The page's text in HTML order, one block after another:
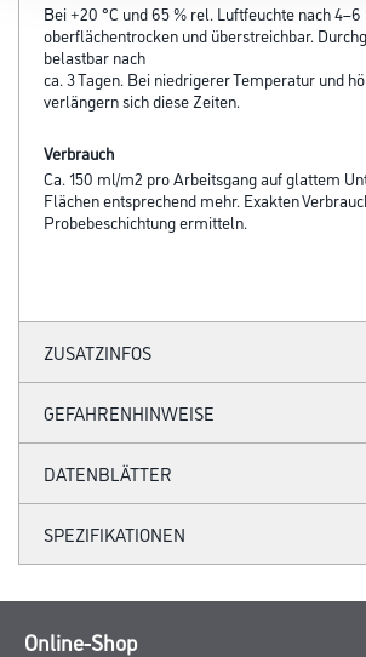
Bei +20 °C und 65 % rel. Luftfeuchte nach 4–6
oberflächentrocken und überstreichbar.
belastbar nach
ca. 3 Tagen. Bei niedrigerer Temperatur und
verlängern sich diese Zeiten.
Verbrauch
Ca. 150 ml/m2 pro Arbeitsgang auf glattem
Flächen entsprechend mehr. Exakten
Probebeschichtung ermitteln.
ZUSATZINFOS
GEFAHRENHINWEISE
DATENBLÄTTER
SPEZIFIKATIONEN
Online-Shop